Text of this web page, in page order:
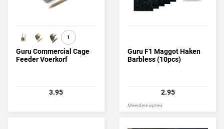
1
Guru Commercial Cage
Feeder Voerkorf
3.95
Guru F1 Maggot Haken
Barbless (10pcs)
2.95
Meerdere opties